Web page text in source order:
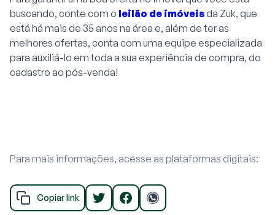
buscando, conte com o leilão de imóveisda Zuk, que
está há mais de 35 anos na área e, além de ter as
melhores ofertas, conta com uma equipe especializada
para auxiliá-lo em toda a sua experiência de compra, do
cadastro ao pós-venda!
Para mais informações, acesse as plataformas digitais:
Copiar link